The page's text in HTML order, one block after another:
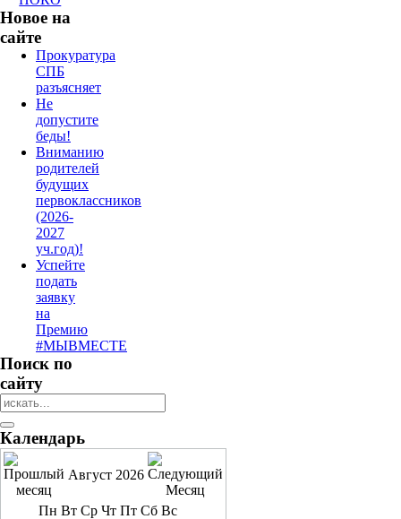
Новое на
сайте
Прокуратура
СПБ
разъясняет
Не
допустите
беды!
Вниманию
родителей
будущих
первоклассников
(2026-
2027
уч.год)!
Успейте
подать
заявку
на
Премию
#МЫВМЕСТЕ
Поиск по
сайту
Календарь
Август 2026
Пн Вт Ср Чт Пт Сб Вс